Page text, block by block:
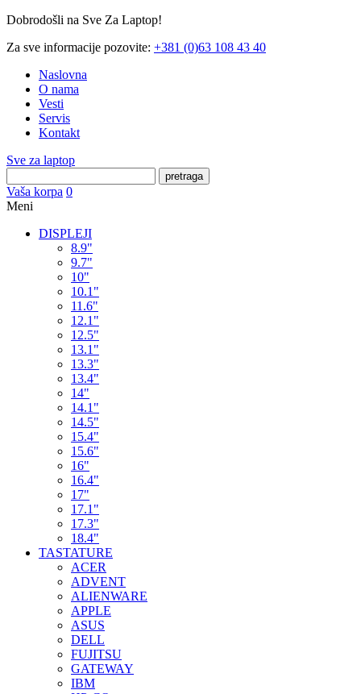
Dobrodošli na Sve Za Laptop!
Za sve informacije pozovite: +381 (0)63 108 43 40
Naslovna
O nama
Vesti
Servis
Kontakt
Sve za laptop
pretraga
Vaša korpa 0
Meni
DISPLEJI
8.9"
9.7"
10"
10.1"
11.6"
12.1"
12.5"
13.1"
13.3"
13.4"
14"
14.1"
14.5"
15.4"
15.6"
16"
16.4"
17"
17.1"
17.3"
18.4"
TASTATURE
ACER
ADVENT
ALIENWARE
APPLE
ASUS
DELL
FUJITSU
GATEWAY
IBM